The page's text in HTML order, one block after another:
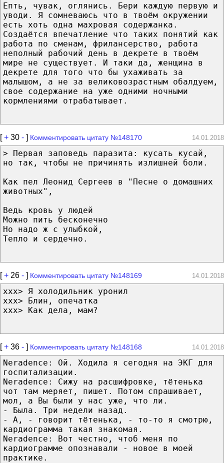
Епть, чувак, оглянись. Бери каждую первую и
уводи. Я сомневаюсь что в твоём окружении
есть хоть одна махровая содержанка.
Создаётся впечатление что таких понятий как
работа по сменам, фрилансерство, работа
неполный рабочий день в декрете в твоём
мире не существует. И таки да, женщина в
декрете для того что бы ухаживать за
малышом, а не за великовозрастным обалдуем,
свое содержание на уже одними ночными
кормлениями отрабатывает.
[+ 30 - ] Комментировать цитату №148170 14.01.2018
> Первая заповедь паразита: кусать кусай,
но так, чтобы не причинять излишней боли.
Как пел Леонид Сергеев в "Песне о домашних
животных",
Ведь кровь у людей
Можно пить бесконечно
Но надо ж с улыбкой,
Тепло и сердечно.
[+ 26 - ] Комментировать цитату №148169 14.01.2018
xxx> Я холодильник уронил
xxx> Блин, опечатка
xxx> Как дела, мам?
[+ 36 - ] Комментировать цитату №148168 14.01.2018
Neradence: Ой. Ходила я сегодня на ЭКГ для
госпитализации.
Neradence: Сижу на расшифровке, тётенька
чот там меряет, пишет. Потом спрашивает,
мол, а Вы были у нас уже, что ли.
- Была. Три недели назад.
- А, - говорит тётенька, - то-то я смотрю,
кардиограмма такая знакомая.
Neradence: Вот честно, чтоб меня по
кардиограмме опознавали - новое в моей
практике.